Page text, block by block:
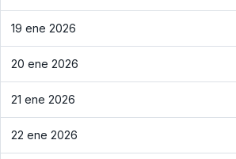
19 ene 2026
20 ene 2026
21 ene 2026
22 ene 2026